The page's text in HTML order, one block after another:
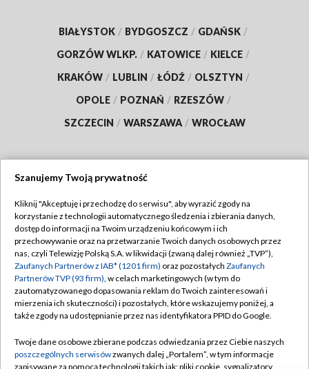
BIAŁYSTOK / BYDGOSZCZ / GDAŃSK /
GORZÓW WLKP. / KATOWICE / KIELCE /
KRAKÓW / LUBLIN / ŁÓDŹ / OLSZTYN /
OPOLE / POZNAŃ / RZESZÓW /
SZCZECIN / WARSZAWA / WROCŁAW
TVP
Abonament TVP
Emisja w TVP
Centrum informacji TVP
Naziemna Telewizja Cyfrowa
Rada Programowa
Regulamin TVP
Polityka prywatności
Moje zgody
Pomoc
Kontakt
Szanujemy Twoją prywatność
Kliknij "Akceptuję i przechodzę do serwisu", aby wyrazić zgody na
korzystanie z technologii automatycznego śledzenia i zbierania danych,
dostęp do informacji na Twoim urządzeniu końcowym i ich
przechowywanie oraz na przetwarzanie Twoich danych osobowych przez
nas, czyli Telewizję Polską S.A. w likwidacji (zwaną dalej również „TVP”),
Zaufanych Partnerów z IAB* (1201 firm) oraz pozostałych Zaufanych
Partnerów TVP (93 firm), w celach marketingowych (w tym do
zautomatyzowanego dopasowania reklam do Twoich zainteresowań i
mierzenia ich skuteczności) i pozostałych, które wskazujemy poniżej, a
także zgody na udostępnianie przez nas identyfikatora PPID do Google.
Twoje dane osobowe zbierane podczas odwiedzania przez Ciebie naszych
poszczególnych serwisówzwanych dalej „Portalem”, w tym informacje
zapisywane za pomocą technologii takich jak: pliki cookie, sygnalizatory